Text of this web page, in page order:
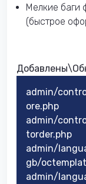
Мелкие баги
(быстрое
admin/
ore.php
admin/
torder.php
admin/
gb/
admin/